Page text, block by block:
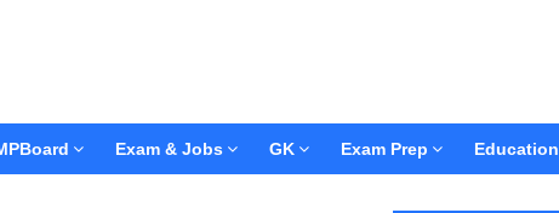
Exam & Jobs GK Exam Prep Education